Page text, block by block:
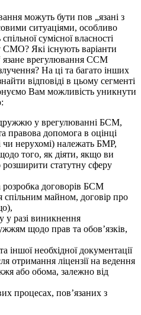
можуть бути пов „язані з
ситуаціями, особливо
сумісної власності
Які існують варіанти
врегулювання ССМ
На ці та багато інших
відповіді в цьому сегменті
Вам можливість уникнути
у врегулюванні БСМ,
правова допомога в оцінці
чи нерухомі) належать БМР,
того, як діяти, якщо ви
розширити статутну сферу
договорів БСМ
спільним майном, договір про
у разі виникнення
щодо прав та обов’язків,
іншої необхідної документації
отримання ліцензії на ведення
або обома, залежно від
процесах, пов’язаних з